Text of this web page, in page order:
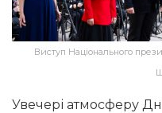
Виступ Національного
Увечері атмосферу